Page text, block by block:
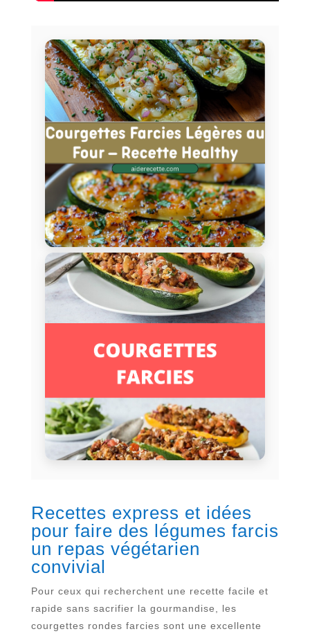
Recettes express et idées
pour faire des légumes farcis
un repas végétarien
convivial
Pour ceux qui recherchent une recette facile et
rapide sans sacrifier la gourmandise, les
courgettes rondes farcies sont une excellente